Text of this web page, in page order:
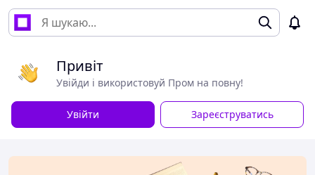
Привіт
Увійди і використовуй Пром на повну!
Увійти Зареєструватись